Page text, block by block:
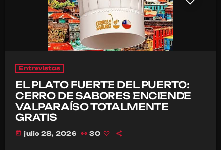
Entrevistas
EL PLATO FUERTE DEL PUERTO:
CERRO DE SABORES ENCIENDE
VALPARAÍSO TOTALMENTE
GRATIS
today julio 28, 2026 30